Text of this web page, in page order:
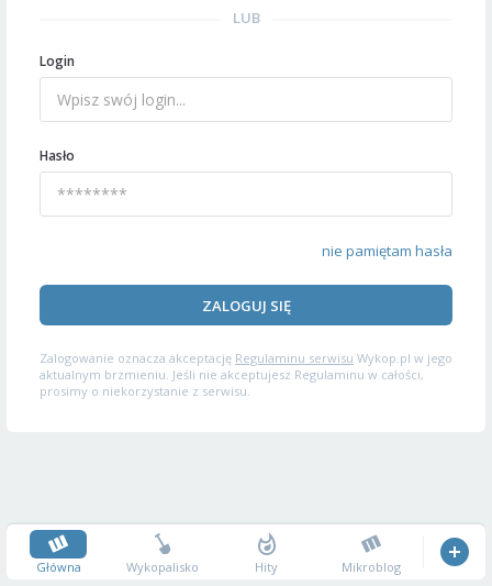
LUB
Login
Hasło
nie pamiętam hasła
ZALOGUJ SIĘ
Zalogowanie oznacza akceptację Regulaminu serwisu Wykop.pl w jego
aktualnym brzmieniu. Jeśli nie akceptujesz Regulaminu w całości,
prosimy o niekorzystanie z serwisu.
Główna Wykopalisko Hity Mikroblog